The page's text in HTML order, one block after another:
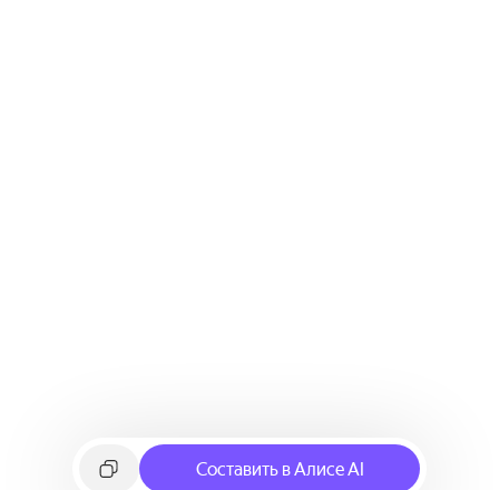
Составить в Алисе AI